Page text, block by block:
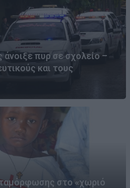
άνοιξε πυρ σε σχολείο –
και τους
στο «χωριό